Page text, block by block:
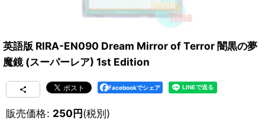
英語版 RIRA-EN090 Dream Mirror of Terror 闇黒の夢
魔鏡 (スーパーレア) 1st Edition
Facebookでシェア
販売価格: 250円(税別)